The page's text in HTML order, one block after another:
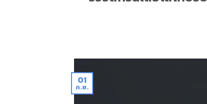
01
ก.ย.